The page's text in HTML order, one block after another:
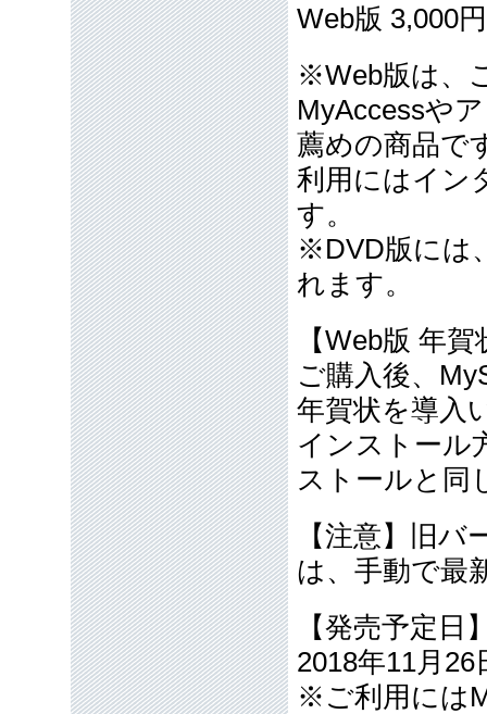
Web版 3,000
※Web版は、
MyAccessや
薦めの商品で
利用にはイン
す。
※DVD版には
れます。
【Web版 年
ご購入後、
年賀状を導入
インストール
ストールと同
【注意】旧
は、手動で最
【発売予定日
2018年11月
※ご利用には